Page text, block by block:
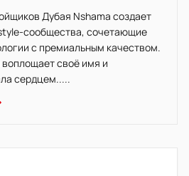
Дубая Nshama создает
сообщества, сочетающие
с премиальным качеством.
своё имя и
сердцем.....